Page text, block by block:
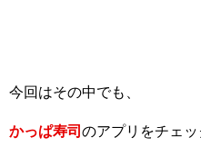
今回はその中でも、
かっぱ寿司 のアプリをチェッ